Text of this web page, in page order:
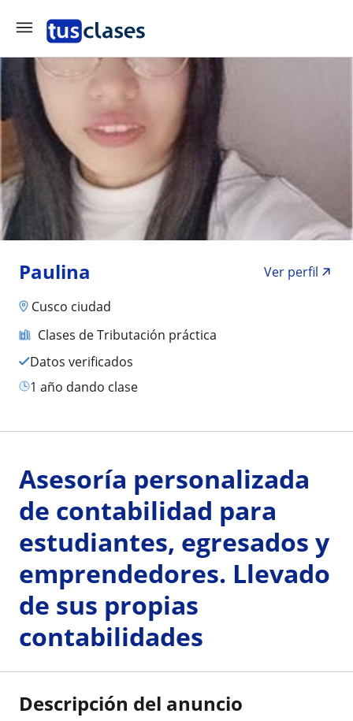
Paulina
Ver perfil
Cusco ciudad
Clases de Tributación práctica
Datos verificados
1 año dando clase
Asesoría personalizada
de contabilidad para
estudiantes, egresados y
emprendedores. Llevado
de sus propias
contabilidades
Descripción del anuncio